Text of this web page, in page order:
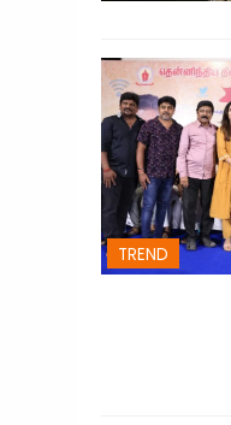
TREND